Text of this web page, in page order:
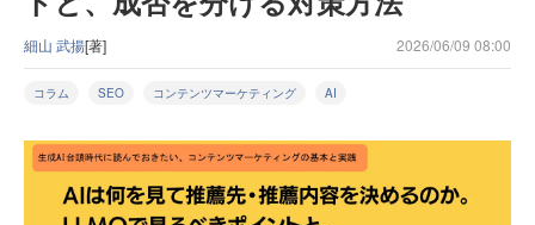
細山 武揚[著] 2026/06/09 08:00
コラム SEO コンテンツマーケティング AI